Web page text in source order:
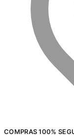
COMPRAS 100%